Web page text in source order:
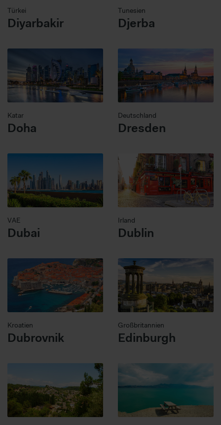
Türkei
Diyarbakir
Tunesien
Djerba
Katar
Doha
Deutschland
Dresden
VAE
Dubai
Irland
Dublin
Kroatien
Dubrovnik
Großbritannien
Edinburgh